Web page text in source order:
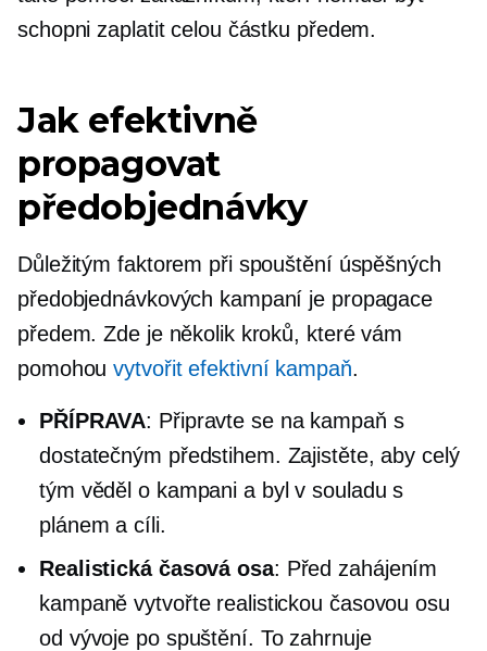
schopni zaplatit celou částku předem.
Jak efektivně
propagovat
předobjednávky
Důležitým faktorem při spouštění úspěšných
předobjednávkových kampaní je propagace
předem. Zde je několik kroků, které vám
pomohouvytvořit efektivní kampaň.
PŘÍPRAVA: Připravte se na kampaň s
dostatečným předstihem. Zajistěte, aby celý
tým věděl o kampani a byl v souladu s
plánem a cíli.
Realistická časová osa: Před zahájením
kampaně vytvořte realistickou časovou osu
od vývoje po spuštění. To zahrnuje